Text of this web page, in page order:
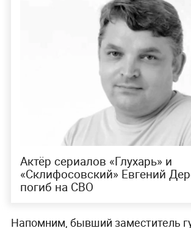
Актёр сериалов «Глухарь» и
«Склифосовский» Евгений
погиб на СВО
Напомним, бывший заместитель